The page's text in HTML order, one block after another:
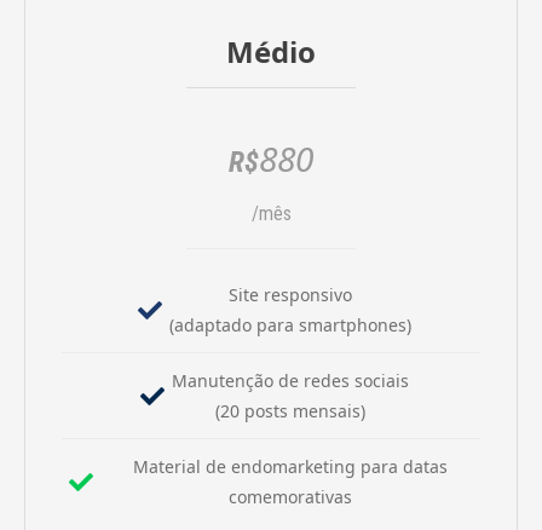
Médio
R$880
/mês
Site responsivo
(adaptado para smartphones)
Manutenção de redes sociais
(20 posts mensais)
Material de endomarketing para datas
comemorativas